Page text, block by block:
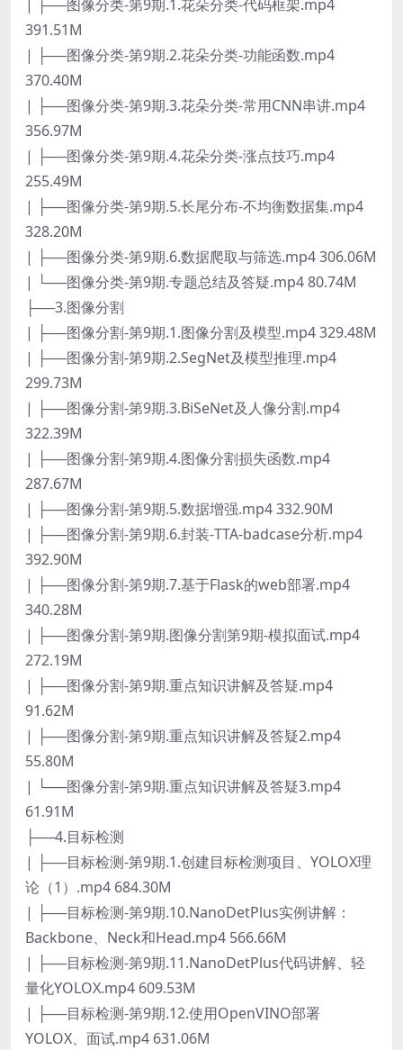
| ├──图像分类-第9期.1.花朵分类-代码框架.mp4
391.51M
| ├──图像分类-第9期.2.花朵分类-功能函数.mp4
370.40M
| ├──图像分类-第9期.3.花朵分类-常用CNN串讲.mp4
356.97M
| ├──图像分类-第9期.4.花朵分类-涨点技巧.mp4
255.49M
| ├──图像分类-第9期.5.长尾分布-不均衡数据集.mp4
328.20M
| ├──图像分类-第9期.6.数据爬取与筛选.mp4 306.06M
| └──图像分类-第9期.专题总结及答疑.mp4 80.74M
├──3.图像分割
| ├──图像分割-第9期.1.图像分割及模型.mp4 329.48M
| ├──图像分割-第9期.2.SegNet及模型推理.mp4
299.73M
| ├──图像分割-第9期.3.BiSeNet及人像分割.mp4
322.39M
| ├──图像分割-第9期.4.图像分割损失函数.mp4
287.67M
| ├──图像分割-第9期.5.数据增强.mp4 332.90M
| ├──图像分割-第9期.6.封装-TTA-badcase分析.mp4
392.90M
| ├──图像分割-第9期.7.基于Flask的web部署.mp4
340.28M
| ├──图像分割-第9期.图像分割第9期-模拟面试.mp4
272.19M
| ├──图像分割-第9期.重点知识讲解及答疑.mp4
91.62M
| ├──图像分割-第9期.重点知识讲解及答疑2.mp4
55.80M
| └──图像分割-第9期.重点知识讲解及答疑3.mp4
61.91M
├──4.目标检测
| ├──目标检测-第9期.1.创建目标检测项目、YOLOX理
论（1）.mp4 684.30M
| ├──目标检测-第9期.10.NanoDetPlus实例讲解：
Backbone、Neck和Head.mp4 566.66M
| ├──目标检测-第9期.11.NanoDetPlus代码讲解、轻
量化YOLOX.mp4 609.53M
| ├──目标检测-第9期.12.使用OpenVINO部署
YOLOX、面试.mp4 631.06M